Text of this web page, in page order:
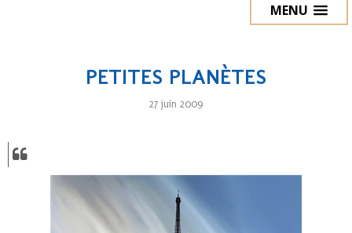
MENU
PETITES PLANÈTES
27 juin 2009